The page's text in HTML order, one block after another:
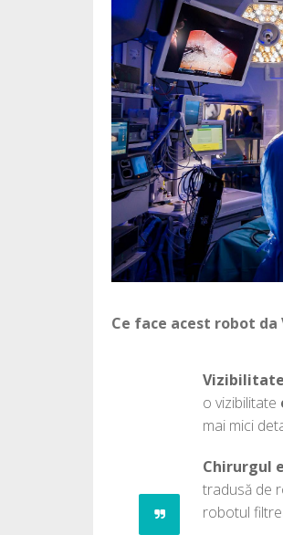
Ce face acest robot da
o vizibilitate
mai mici
Chirurgul
tradusă de
robotul